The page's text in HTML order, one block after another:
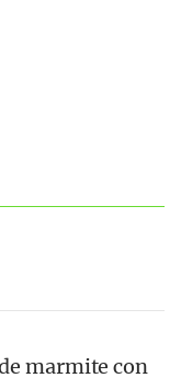
marmite con